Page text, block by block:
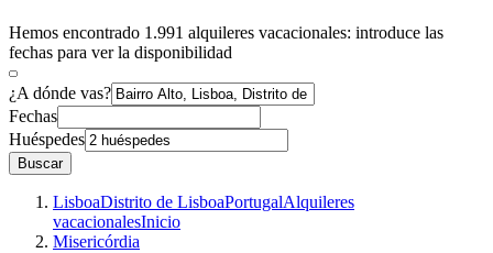
Hemos encontrado 1.991 alquileres vacacionales: introduce las
fechas para ver la disponibilidad
¿A dónde vas?
Fechas
Huéspedes
Buscar
LisboaDistrito de LisboaPortugalAlquileres
vacacionalesInicio
Misericórdia